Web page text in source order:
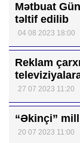
Mətbuat
təltif edilib
04 08 2023 18:00
Reklam
27 07 2023 11:20
“Əkinçi”
20 07 2023 11:00